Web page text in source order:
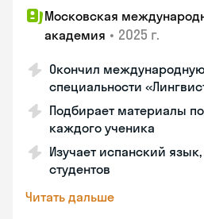
Московская
академия • 2025 г.
Окончил
специальности
Подбирает материалы
каждого ученика
Изучает испанский
студентов
Читать дальше